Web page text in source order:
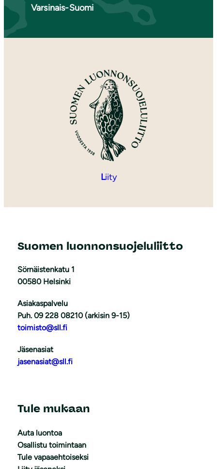
Varsinais-Suomi
Liity
Suomen luonnonsuojeluliitto
Sörnäistenkatu 1
00580 Helsinki
Asiakaspalvelu
Puh. 09 228 08210 (arkisin 9-15)
toimisto@sll.fi
Jäsenasiat
jasenasiat@sll.fi
Tule mukaan
Auta luontoa
Osallistu toimintaan
Tule vapaaehtoiseksi